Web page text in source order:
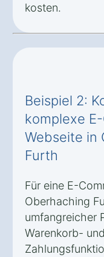
kosten.
Beispiel 2:
komplexe
Webseite in
Furth
Für eine E-
Oberhaching
umfangreicher
Warenkorb- und